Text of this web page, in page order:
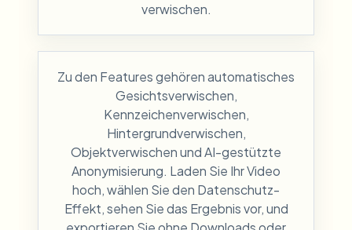
verwischen.
Zu den Features gehören automatisches
Gesichtsverwischen,
Kennzeichenverwischen,
Hintergrundverwischen,
Objektverwischen und AI-gestützte
Anonymisierung. Laden Sie Ihr Video
hoch, wählen Sie den Datenschutz-
Effekt, sehen Sie das Ergebnis vor, und